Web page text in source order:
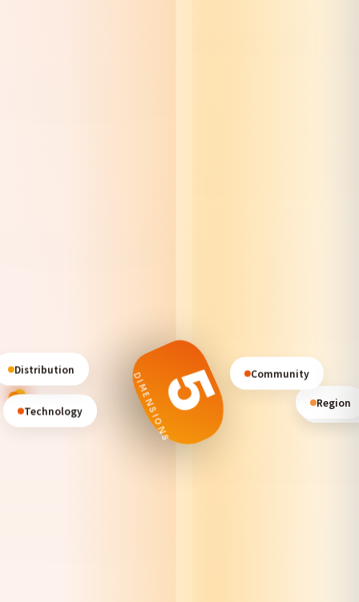
5
DIMENSIONS Region
Distribution Community